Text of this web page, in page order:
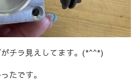
チラ見えしてます。(*^^*)
たです。